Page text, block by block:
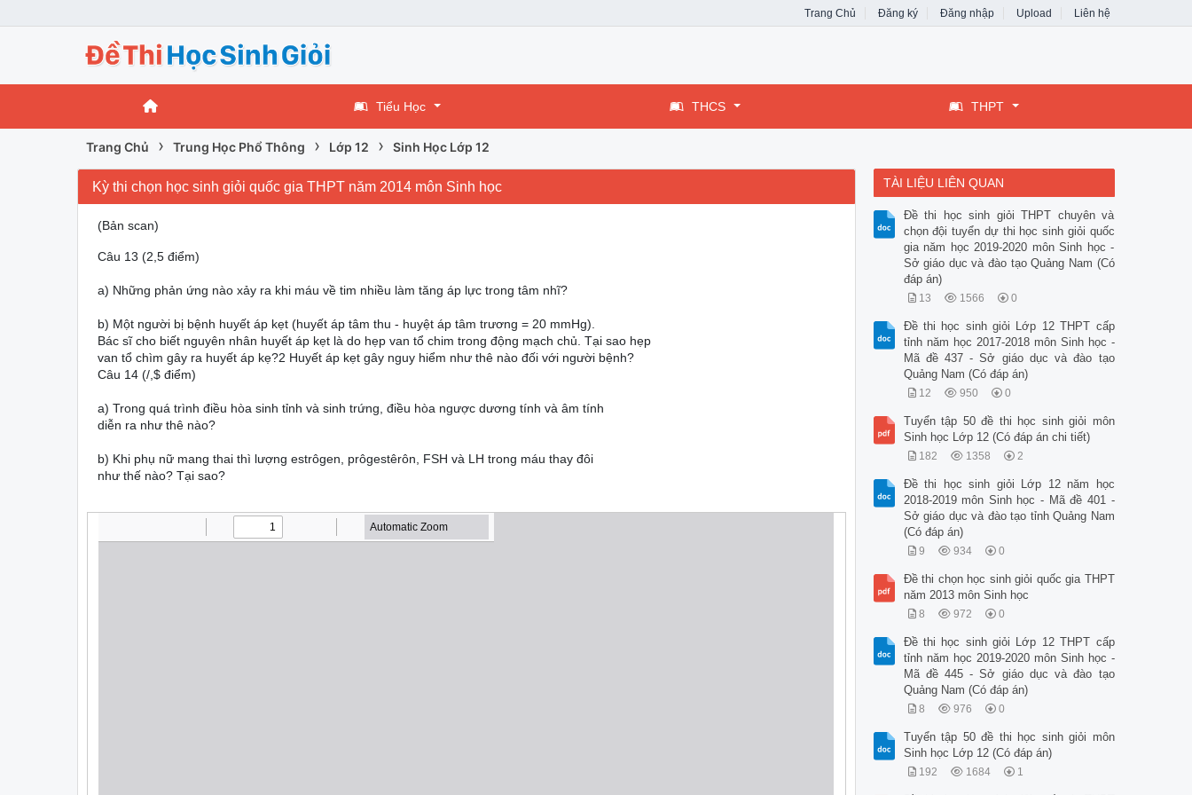
Trang Chủ Đăng ký Đăng nhập Upload Liên hệ
Tiểu Học THCS THPT
Trang Chủ › Trung Học Phổ Thông › Lớp 12 › Sinh Học Lớp 12
Kỳ thi chọn học sinh giỏi quốc gia THPT năm 2014 môn Sinh học
(Bản scan)
Câu 13 (2,5 điểm)
a) Những phản ứng nào xảy ra khi máu về tim nhiều làm tăng áp lực trong tâm nhĩ?
b) Một người bị bệnh huyết áp kẹt (huyết áp tâm thu - huyệt áp tâm trương = 20 mmHg).
Bác sĩ cho biết nguyên nhân huyết áp kẹt là do hẹp van tổ chim trong động mạch chủ. Tại sao hẹp
van tổ chìm gây ra huyết áp kẹ?2 Huyết áp kẹt gây nguy hiểm như thê nào đối với người bệnh?
Câu 14 (/,$ điểm)
a) Trong quá trình điều hòa sinh tỉnh và sinh trứng, điều hòa ngược dương tính và âm tính
diễn ra như thê nào?
b) Khi phụ nữ mang thai thì lượng estrôgen, prôgestêrôn, FSH và LH trong máu thay đôi
như thế nào? Tại sao?
TÀI LIỆU LIÊN QUAN
Đề thi học sinh giỏi THPT chuyên và
chọn đội tuyển dự thi học sinh giỏi quốc
gia năm học 2019-2020 môn Sinh học -
Sở giáo dục và đào tạo Quảng Nam (Có
đáp án)
13 1566 0
Đề thi học sinh giỏi Lớp 12 THPT cấp
tỉnh năm học 2017-2018 môn Sinh học -
Mã đề 437 - Sở giáo dục và đào tạo
Quảng Nam (Có đáp án)
12 950 0
Tuyển tập 50 đề thi học sinh giỏi môn
Sinh học Lớp 12 (Có đáp án chi tiết)
182 1358 2
Đề thi học sinh giỏi Lớp 12 năm học
2018-2019 môn Sinh học - Mã đề 401 -
Sở giáo dục và đào tạo tỉnh Quảng Nam
(Có đáp án)
9 934 0
Đề thi chọn học sinh giỏi quốc gia THPT
năm 2013 môn Sinh học
8 972 0
Đề thi học sinh giỏi Lớp 12 THPT cấp
tỉnh năm học 2019-2020 môn Sinh học -
Mã đề 445 - Sở giáo dục và đào tạo
Quảng Nam (Có đáp án)
8 976 0
Tuyển tập 50 đề thi học sinh giỏi môn
Sinh học Lớp 12 (Có đáp án)
192 1684 1